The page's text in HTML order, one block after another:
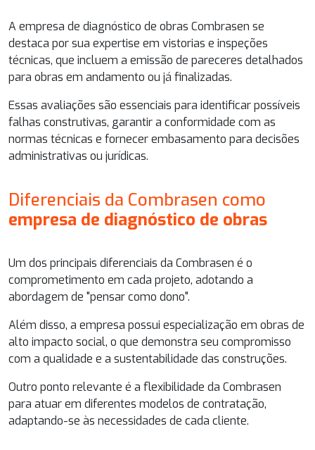
A empresa de diagnóstico de obras Combrasen se
destaca por sua expertise em vistorias e inspeções
técnicas, que incluem a emissão de pareceres detalhados
para obras em andamento ou já finalizadas.
Essas avaliações são essenciais para identificar possíveis
falhas construtivas, garantir a conformidade com as
normas técnicas e fornecer embasamento para decisões
administrativas ou jurídicas.
Diferenciais da Combrasen como
empresa de diagnóstico de obras
Um dos principais diferenciais da Combrasen é o
comprometimento em cada projeto, adotando a
abordagem de "pensar como dono".
Além disso, a empresa possui especialização em obras de
alto impacto social, o que demonstra seu compromisso
com a qualidade e a sustentabilidade das construções.
Outro ponto relevante é a flexibilidade da Combrasen
para atuar em diferentes modelos de contratação,
adaptando-se às necessidades de cada cliente.